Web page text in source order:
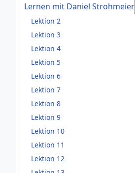
Lernen mit Daniel Strohmeier
Lektion 2
Lektion 3
Lektion 4
Lektion 5
Lektion 6
Lektion 7
Lektion 8
Lektion 9
Lektion 10
Lektion 11
Lektion 12